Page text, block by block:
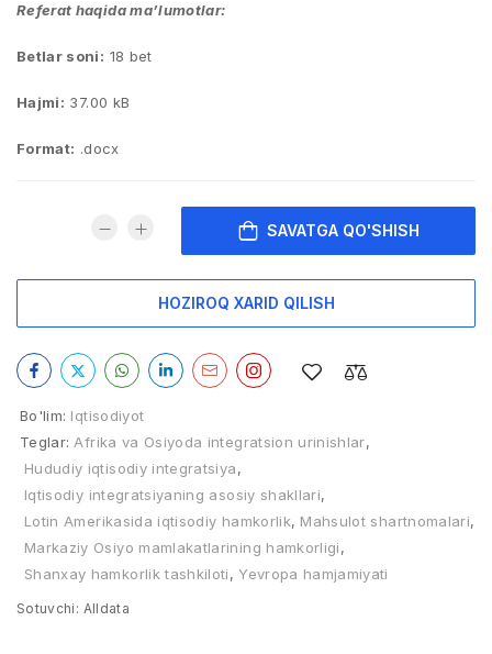
Referat haqida ma’lumotlar:
Betlar soni: 18 bet
Hajmi: 37.00 kB
Format: .docx
SAVATGA QO'SHISH
HOZIROQ XARID QILISH
Bo'lim: Iqtisodiyot
Teglar: Afrika va Osiyoda integratsion urinishlar,
Hududiy iqtisodiy intеgratsiya,
Iqtisodiy integratsiyaning asosiy shakllari,
Lotin Amerikasida iqtisodiy hamkorlik, Mahsulot shartnomalari,
Markaziy Osiyo mamlakatlarining hamkorligi,
Shanxay hamkorlik tashkiloti, Yevropa hamjamiyati
Sotuvchi: Alldata